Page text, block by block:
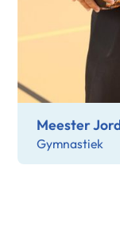
Meester
Gymnastiek